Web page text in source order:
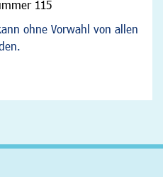
115
ohne Vorwahl von allen